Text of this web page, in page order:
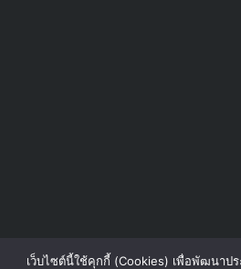
เว็บไซต์นี้ใช้คุกกี้ (Cookies) เพื่อพัฒนาป